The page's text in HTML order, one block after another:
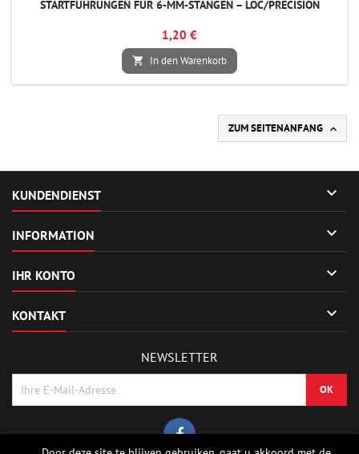
STARTFÜHRUNGEN FÜR 6-MM-STANGEN – LOC/PRECISION
1,20 €
 In den Warenkorb
ZUM SEITENANFANG 
KUNDENDIENST 
INFORMATION 
IHR KONTO 
KONTAKT 
NEWSLETTER